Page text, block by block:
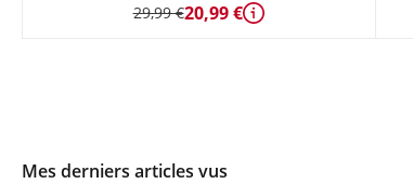
29,99 €20,99 € Détails
Mes derniers articles vus